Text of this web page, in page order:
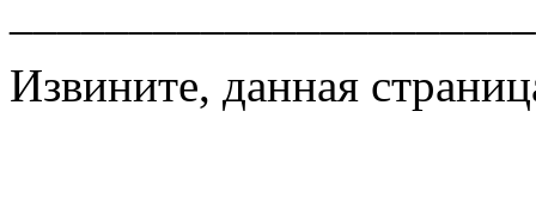
Извините, данная